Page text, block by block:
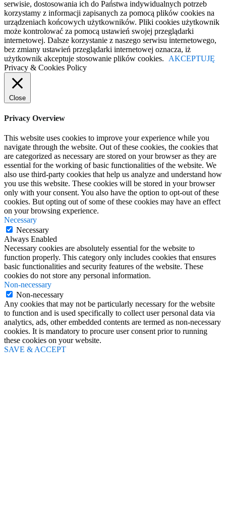
serwisie, dostosowania ich do Państwa indywidualnych potrzeb
korzystamy z informacji zapisanych za pomocą plików cookies na
urządzeniach końcowych użytkowników. Pliki cookies użytkownik
może kontrolować za pomocą ustawień swojej przeglądarki
internetowej. Dalsze korzystanie z naszego serwisu internetowego,
bez zmiany ustawień przeglądarki internetowej oznacza, iż
użytkownik akceptuje stosowanie plików cookies.
AKCEPTUJĘ
Privacy & Cookies Policy
Close
Privacy Overview
This website uses cookies to improve your experience while you
navigate through the website. Out of these cookies, the cookies that
are categorized as necessary are stored on your browser as they are
essential for the working of basic functionalities of the website. We
also use third-party cookies that help us analyze and understand how
you use this website. These cookies will be stored in your browser
only with your consent. You also have the option to opt-out of these
cookies. But opting out of some of these cookies may have an effect
on your browsing experience.
Necessary
Necessary
Always Enabled
Necessary cookies are absolutely essential for the website to
function properly. This category only includes cookies that ensures
basic functionalities and security features of the website. These
cookies do not store any personal information.
Non-necessary
Non-necessary
Any cookies that may not be particularly necessary for the website
to function and is used specifically to collect user personal data via
analytics, ads, other embedded contents are termed as non-necessary
cookies. It is mandatory to procure user consent prior to running
these cookies on your website.
SAVE & ACCEPT